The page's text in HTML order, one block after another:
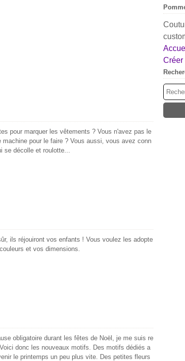
pour marquer les vêtements ? Vous n'avez pas le
pour le faire ? Vous aussi, vous avez conn
se décolle et roulotte...
ils réjouiront vos enfants ! Vous voulez les adopte
et vos dimensions.
obligatoire durant les fêtes de Noël, je me suis re
donc les nouveaux motifs. Des motifs dédiés a
le printemps un peu plus vite. Des petites fleurs
Créer